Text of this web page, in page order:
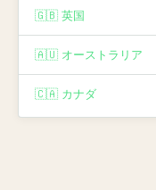
🇬🇧 英国
🇦🇺 オーストラリア
🇨🇦 カナダ